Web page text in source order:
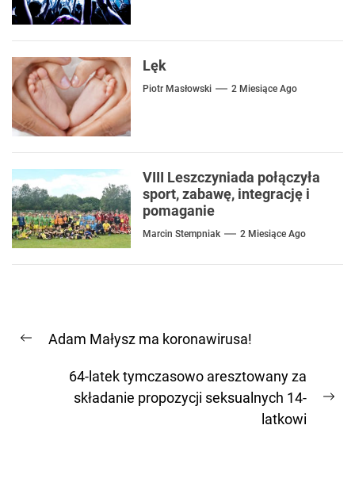
Lęk
Piotr Masłowski 2 Miesiące Ago
VIII Leszczyniada połączyła
sport, zabawę, integrację i
pomaganie
Marcin Stempniak 2 Miesiące Ago
wpisu
Previous
Adam Małysz ma koronawirusa!
64-latek tymczasowo aresztowany za
składanie propozycji seksualnych 14-
latkowi